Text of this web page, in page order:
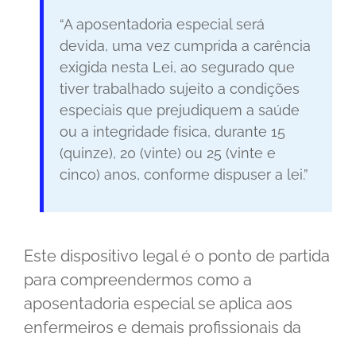
“A aposentadoria especial será
devida, uma vez cumprida a carência
exigida nesta Lei, ao segurado que
tiver trabalhado sujeito a condições
especiais que prejudiquem a saúde
ou a integridade física, durante 15
(quinze), 20 (vinte) ou 25 (vinte e
cinco) anos, conforme dispuser a lei.”
Este dispositivo legal é o ponto de partida
para compreendermos como a
aposentadoria especial se aplica aos
enfermeiros e demais profissionais da